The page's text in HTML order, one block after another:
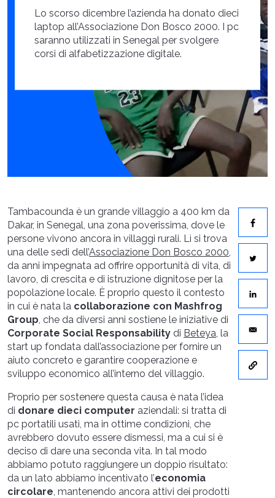
Lo scorso dicembre l’azienda ha donato dieci
laptop all’Associazione Don Bosco 2000. I pc
saranno utilizzati in Senegal per svolgere
corsi di alfabetizzazione digitale.
Tambacounda è un grande villaggio a 400 km da
Dakar, in Senegal, una zona poverissima, dove le
persone vivono ancora in villaggi rurali. Lì si trova
una delle sedi dell’Associazione Don Bosco 2000,
da anni impegnata ad offrire opportunità di vita, di
lavoro, di crescita e di istruzione dignitose per la
popolazione locale. È proprio questo il contesto
in cui è nata la collaborazione con Mashfrog
Group, che da diversi anni sostiene le iniziative di
Corporate Social Responsability di Beteya, la
start up fondata dall’associazione per fornire un
aiuto concreto e garantire cooperazione e
sviluppo economico all’interno del villaggio.
Proprio per sostenere questa causa è nata l’idea
di donare dieci computer aziendali: si tratta di
pc portatili usati, ma in ottime condizioni, che
avrebbero dovuto essere dismessi, ma a cui si è
deciso di dare una seconda vita. In tal modo
abbiamo potuto raggiungere un doppio risultato:
da un lato abbiamo incentivato l’economia
circolare, mantenendo ancora attivi dei prodotti